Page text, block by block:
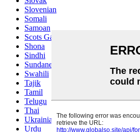
Slovenian
Somali
Samoan
Scots Gaelic
Shona
Sindhi
Sundanese
Swahili
Tajik
Tamil
Telugu
Thai
Ukrainian
Urdu